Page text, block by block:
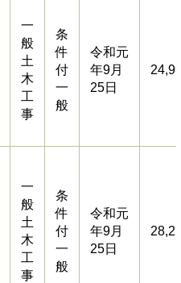
一
般
土
木
工
事
条
件
付
一
般
令和元
年9月
25日
一
般
土
木
工
事
条
件
付
一
般
令和元
年9月
25日